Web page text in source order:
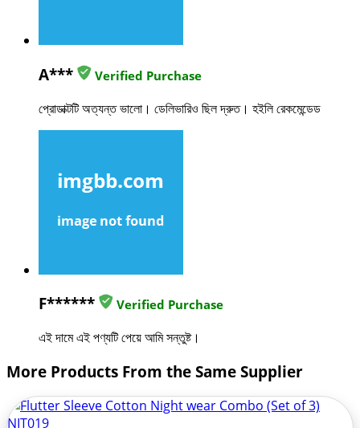
A*** Verified Purchase
প্রোডাক্টটি অত্যন্ত ভালো। ডেলিভারিও ছিল দ্রুত। হইলি রেকমেন্ডেড
F****** Verified Purchase
এই দামে এই পণ্যটি পেয়ে আমি সন্তুষ্ট।
More Products From the Same Supplier